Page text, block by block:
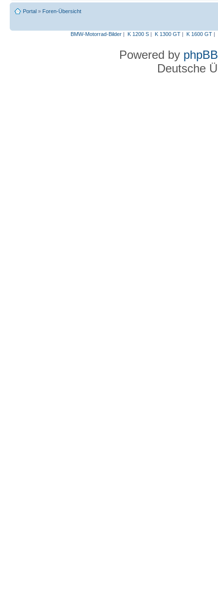
Portal » Foren-Übersicht
BMW-Motorrad-Bilder| K 1200 S| K 1300 GT| K 1600 GT|
Powered by phpBB
Deutsche